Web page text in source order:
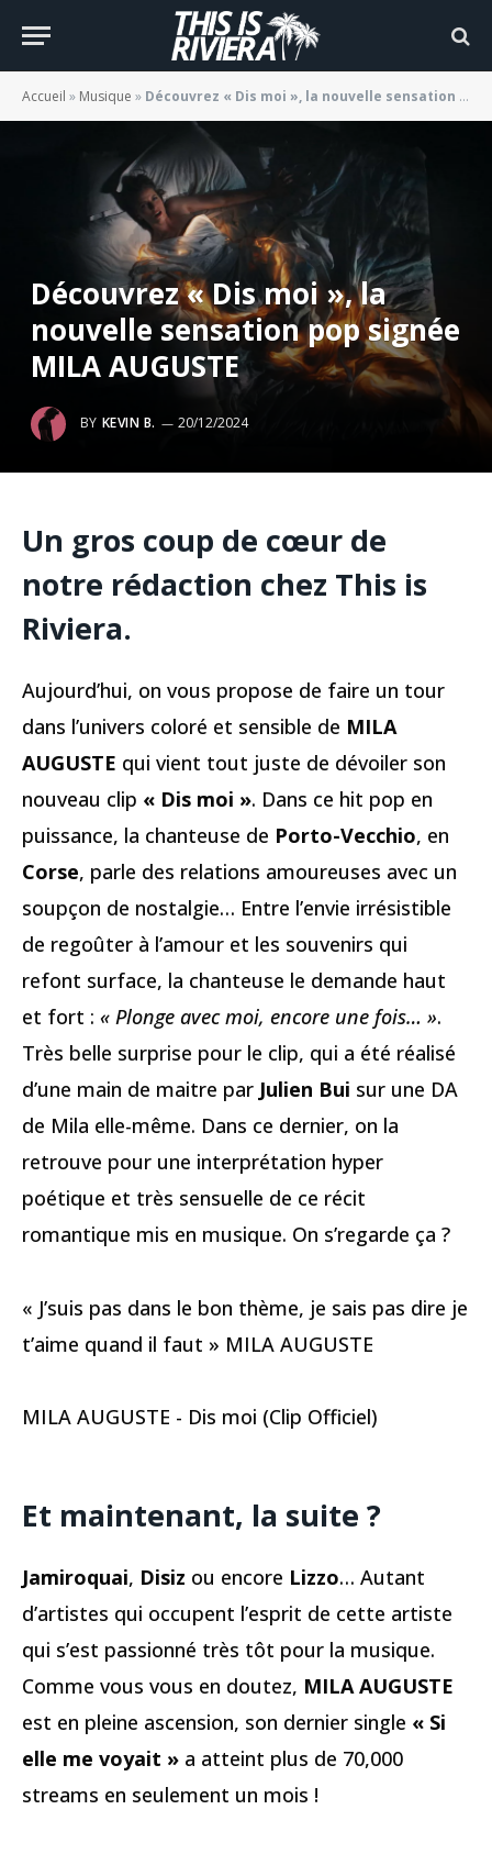
Accueil » Musique » Découvrez « Dis moi », la nouvelle sensation pop signée MILA AUGUSTE
Découvrez « Dis moi », la
nouvelle sensation pop signée
MILA AUGUSTE
BY KEVIN B. 20/12/2024
Un gros coup de cœur de
notre rédaction chez This is
Riviera.
Aujourd’hui, on vous propose de faire un tour
dans l’univers coloré et sensible de MILA
AUGUSTE qui vient tout juste de dévoiler son
nouveau clip « Dis moi ». Dans ce hit pop en
puissance, la chanteuse de Porto-Vecchio, en
Corse, parle des relations amoureuses avec un
soupçon de nostalgie… Entre l’envie irrésistible
de regoûter à l’amour et les souvenirs qui
refont surface, la chanteuse le demande haut
et fort : « Plonge avec moi, encore une fois… ».
Très belle surprise pour le clip, qui a été réalisé
d’une main de maitre par Julien Bui sur une DA
de Mila elle-même. Dans ce dernier, on la
retrouve pour une interprétation hyper
poétique et très sensuelle de ce récit
romantique mis en musique. On s’regarde ça ?
« J’suis pas dans le bon thème, je sais pas dire je
t’aime quand il faut » MILA AUGUSTE
MILA AUGUSTE - Dis moi (Clip Officiel)
Et maintenant, la suite ?
Jamiroquai, Disiz ou encore Lizzo… Autant
d’artistes qui occupent l’esprit de cette artiste
qui s’est passionné très tôt pour la musique.
Comme vous vous en doutez, MILA AUGUSTE
est en pleine ascension, son dernier single « Si
elle me voyait » a atteint plus de 70,000
streams en seulement un mois !